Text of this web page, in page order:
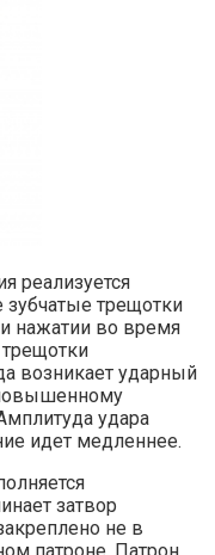
реализуется
зубчатые трещотки
нажатии во время
возникает ударный
удара
идет медленнее.
затвор
не в